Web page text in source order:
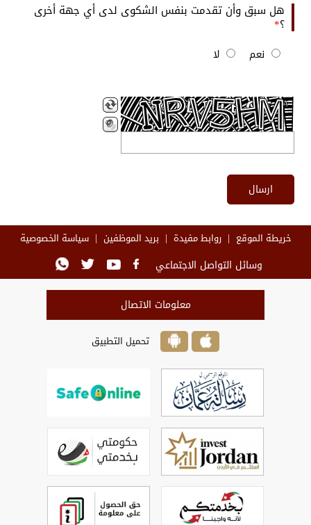
هل سبق وأن تقدمت بنفس الشكوى لدى أي جهة أخرى
؟
نعم لا
خريطة الموقع روابط مفيدة بريد الموظفين سياسة الخصوصية
وسائل التواصل الاجتماعي
معلومات الاتصال
تحميل التطبيق